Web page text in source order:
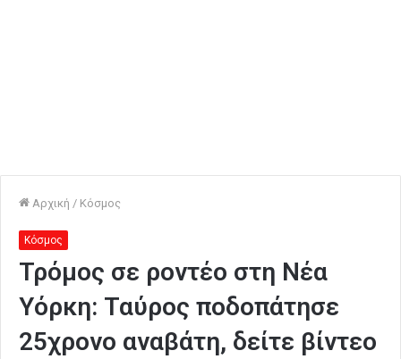
Αρχική / Κόσμος
Κόσμος
Τρόμος σε ροντέο στη Νέα
Υόρκη: Ταύρος ποδοπάτησε
25χρονο αναβάτη, δείτε βίντεο